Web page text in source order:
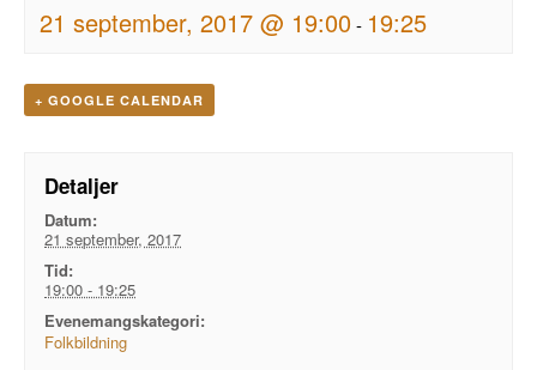
21 september, 2017 @ 19:00- 19:25
+ GOOGLE CALENDAR
Detaljer
Datum:
21 september, 2017
Tid:
19:00 - 19:25
Evenemangskategori:
Folkbildning